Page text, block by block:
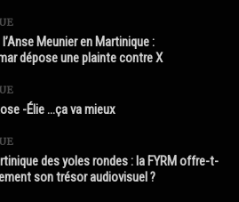
Meunier en Martinique :
dépose une plainte contre X
-Élie …ça va mieux
des yoles rondes : la FYRM offre-t-
son trésor audiovisuel ?